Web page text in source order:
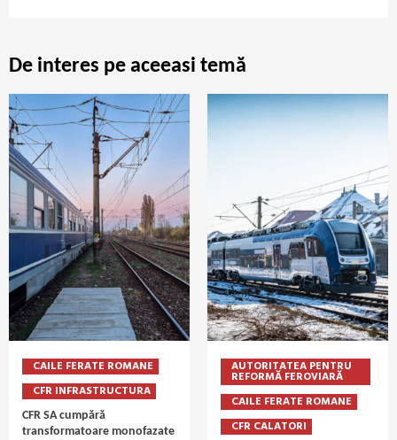
De interes pe aceeasi temă
CAILE FERATE ROMANE
CFR INFRASTRUCTURA
CFR SA cumpără
transformatoare monofazate
AUTORITATEA PENTRU
REFORMĂ FEROVIARĂ
CAILE FERATE ROMANE
CFR CALATORI